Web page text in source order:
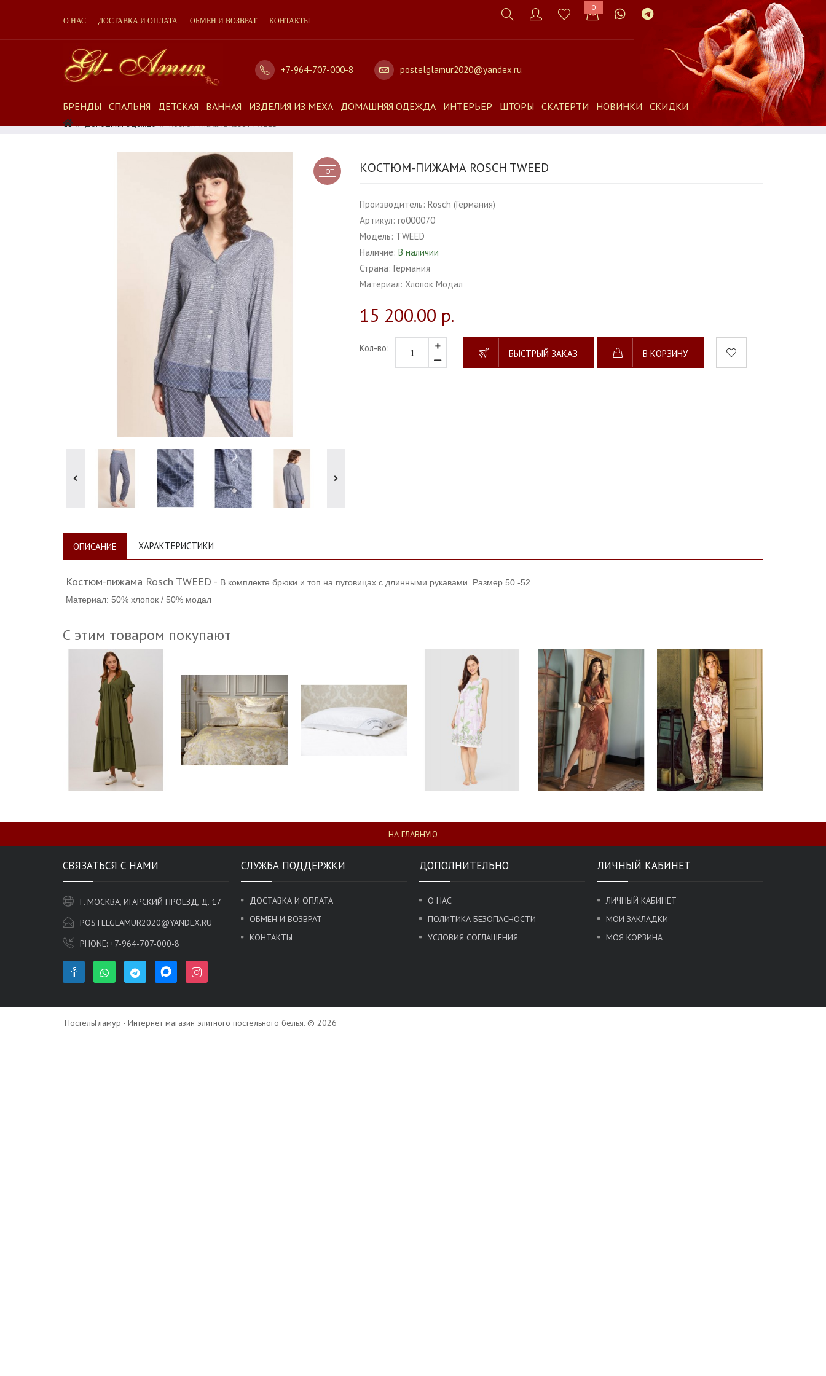
0
О НАС ДОСТАВКА И ОПЛАТА ОБМЕН И ВОЗВРАТ КОНТАКТЫ
+7-964-707-000-8 postelglamur2020@yandex.ru
БРЕНДЫ СПАЛЬНЯ ДЕТСКАЯ ВАННАЯ ИЗДЕЛИЯ ИЗ МЕХА ДОМАШНЯЯ ОДЕЖДА ИНТЕРЬЕР ШТОРЫ СКАТЕРТИ НОВИНКИ СКИДКИ
Домашняя Одежда Костюм-Пижама Rosch TWEED
HOT КОСТЮМ-ПИЖАМА ROSCH TWEED
Производитель: Rosch (Германия)
Артикул: ro000070
Модель: TWEED
Наличие: В наличии
Страна: Германия
Материал: Хлопок Модал
15 200.00 р.
Кол-во: БЫСТРЫЙ ЗАКАЗ В КОРЗИНУ
ОПИСАНИЕ ХАРАКТЕРИСТИКИ
Костюм-пижама Rosch TWEED - В комплекте брюки и топ на пуговицах с длинными рукавами. Размер 50 -52
Материал: 50% хлопок / 50% модал
С этим товаром покупают
НА ГЛАВНУЮ
СВЯЗАТЬСЯ С НАМИ
Г. МОСКВА, ИГАРСКИЙ ПРОЕЗД, Д. 17
POSTELGLAMUR2020@YANDEX.RU
PHONE: +7-964-707-000-8
СЛУЖБА ПОДДЕРЖКИ
ДОСТАВКА И ОПЛАТА
ОБМЕН И ВОЗВРАТ
КОНТАКТЫ
ДОПОЛНИТЕЛЬНО
О НАС
ПОЛИТИКА БЕЗОПАСНОСТИ
УСЛОВИЯ СОГЛАШЕНИЯ
ЛИЧНЫЙ КАБИНЕТ
ЛИЧНЫЙ КАБИНЕТ
МОИ ЗАКЛАДКИ
МОЯ КОРЗИНА
ПостельГламур - Интернет магазин элитного постельного белья. © 2026